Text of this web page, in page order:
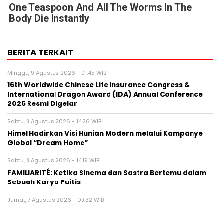
One Teaspoon And All The Worms In The
Body Die Instantly
BERITA TERKAIT
Minggu, 9 Agustus 2026 - 01:45 WIB
16th Worldwide Chinese Life Insurance Congress &
International Dragon Award (IDA) Annual Conference
2026 Resmi Digelar
Sabtu, 8 Agustus 2026 - 14:26 WIB
Himel Hadirkan Visi Hunian Modern melalui Kampanye
Global “Dream Home”
Sabtu, 8 Agustus 2026 - 14:19 WIB
FAMILIARITÉ: Ketika Sinema dan Sastra Bertemu dalam
Sebuah Karya Puitis
Jumat, 7 Agustus 2026 - 09:32 WIB